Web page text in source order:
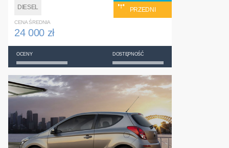
DIESEL
PRZEDNI
CENA ŚREDNIA
24 000 zł
OCENY DOSTĘPNOŚĆ